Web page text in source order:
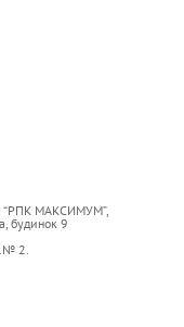
МАКСИМУМ”,
будинок 9
2.